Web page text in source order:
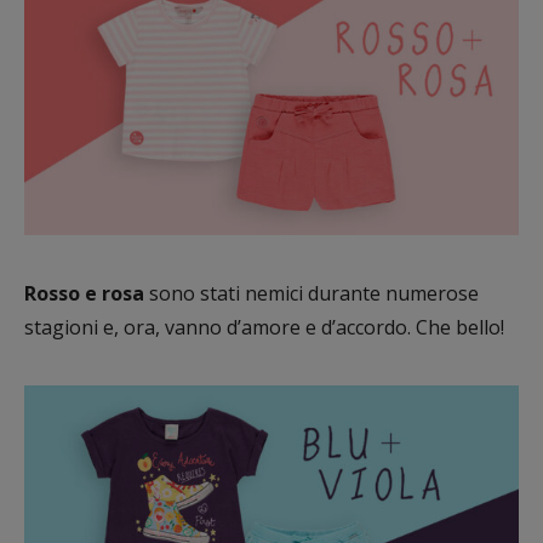
Rosso e rosa sono stati nemici durante numerose
stagioni e, ora, vanno d’amore e d’accordo. Che bello!